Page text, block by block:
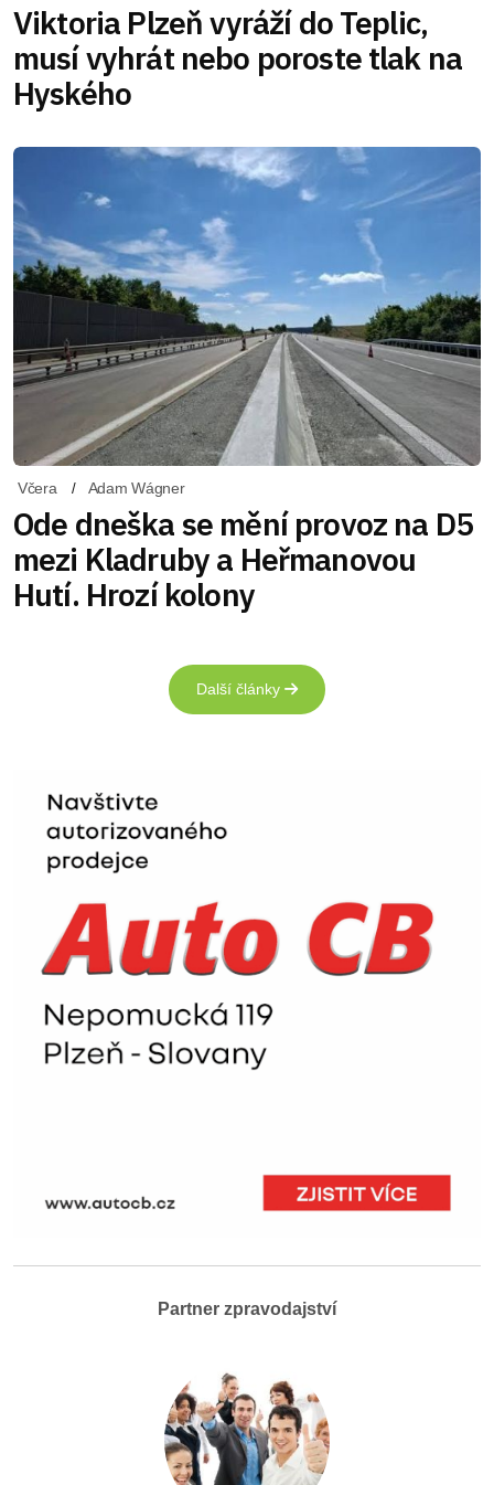
Viktoria Plzeň vyráží do Teplic,
musí vyhrát nebo poroste tlak na
Hyského
Včera Adam Wágner
Ode dneška se mění provoz na D5
mezi Kladruby a Heřmanovou
Hutí. Hrozí kolony
Další články
Partner zpravodajství